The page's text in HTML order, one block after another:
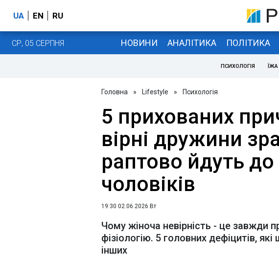
UA EN RU
СР, 05 СЕРПНЯ НОВИНИ АНАЛІТИКА ПОЛІТИКА
ПСИХОЛОГІЯ ЇЖА
Головна » Lifestyle » Психологія
5 прихованих
вірні дружини
раптово йдуть
чоловіків
19:30 02.06.2026 Вт
Чому жіноча невірність - це завжди
фізіологію. 5 головних дефіцитів,
інших